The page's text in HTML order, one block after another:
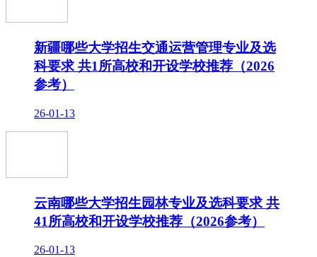
新疆哪些大学招生交通运营管理专业及选
科要求 共1所高校和开设学校推荐（2026
参考）
26-01-13
云南哪些大学招生园林专业及选科要求 共
41所高校和开设学校推荐（2026参考）
26-01-13